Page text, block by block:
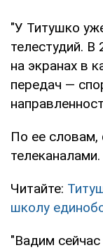
"У Титушко
телестудий.
на экранах в
передач —
По ее словам,
телеканалами.
Читайте:
школу
"Вадим